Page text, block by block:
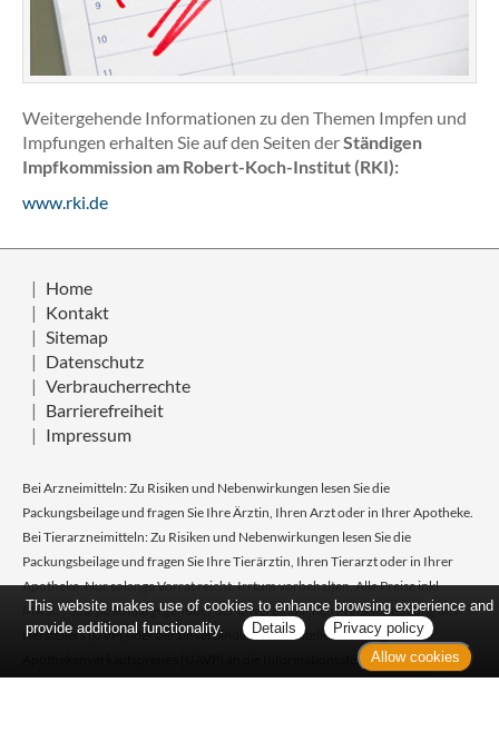
Weitergehende Informationen zu den Themen Impfen und
Impfungen erhalten Sie auf den Seiten derStändigen
Impfkommission am Robert-Koch-Institut (RKI):
www.rki.de
Home
Kontakt
Sitemap
Datenschutz
Verbraucherrechte
Barrierefreiheit
Impressum
Bei Arzneimitteln: Zu Risiken und Nebenwirkungen lesen Sie die
Packungsbeilage und fragen Sie Ihre Ärztin, Ihren Arzt oder in Ihrer Apotheke.
Bei Tierarzneimitteln: Zu Risiken und Nebenwirkungen lesen Sie die
Packungsbeilage und fragen Sie Ihre Tierärztin, Ihren Tierarzt oder in Ihrer
Apotheke. Nur solange Vorrat reicht. Irrtum vorbehalten. Alle Preise inkl.
MwSt. * Sparpotential gegenüber der unverbindlichen Preisempfehlung des
Herstellers (UVP) oder der unverbindlichen Herstellermeldung des
Apothekenverkaufspreises (UAVP) an die Informationsstelle für
This website makes use of cookies to enhance browsing experience and
provide additional functionality.
Details
Privacy policy
Allow cookies